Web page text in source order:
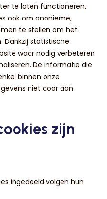
te laten functioneren.
ook om anonieme,
te stellen om het
Dankzij statistische
waar nodig verbeteren
De informatie die
binnen onze
niet door aan
zijn
ingedeeld volgen hun